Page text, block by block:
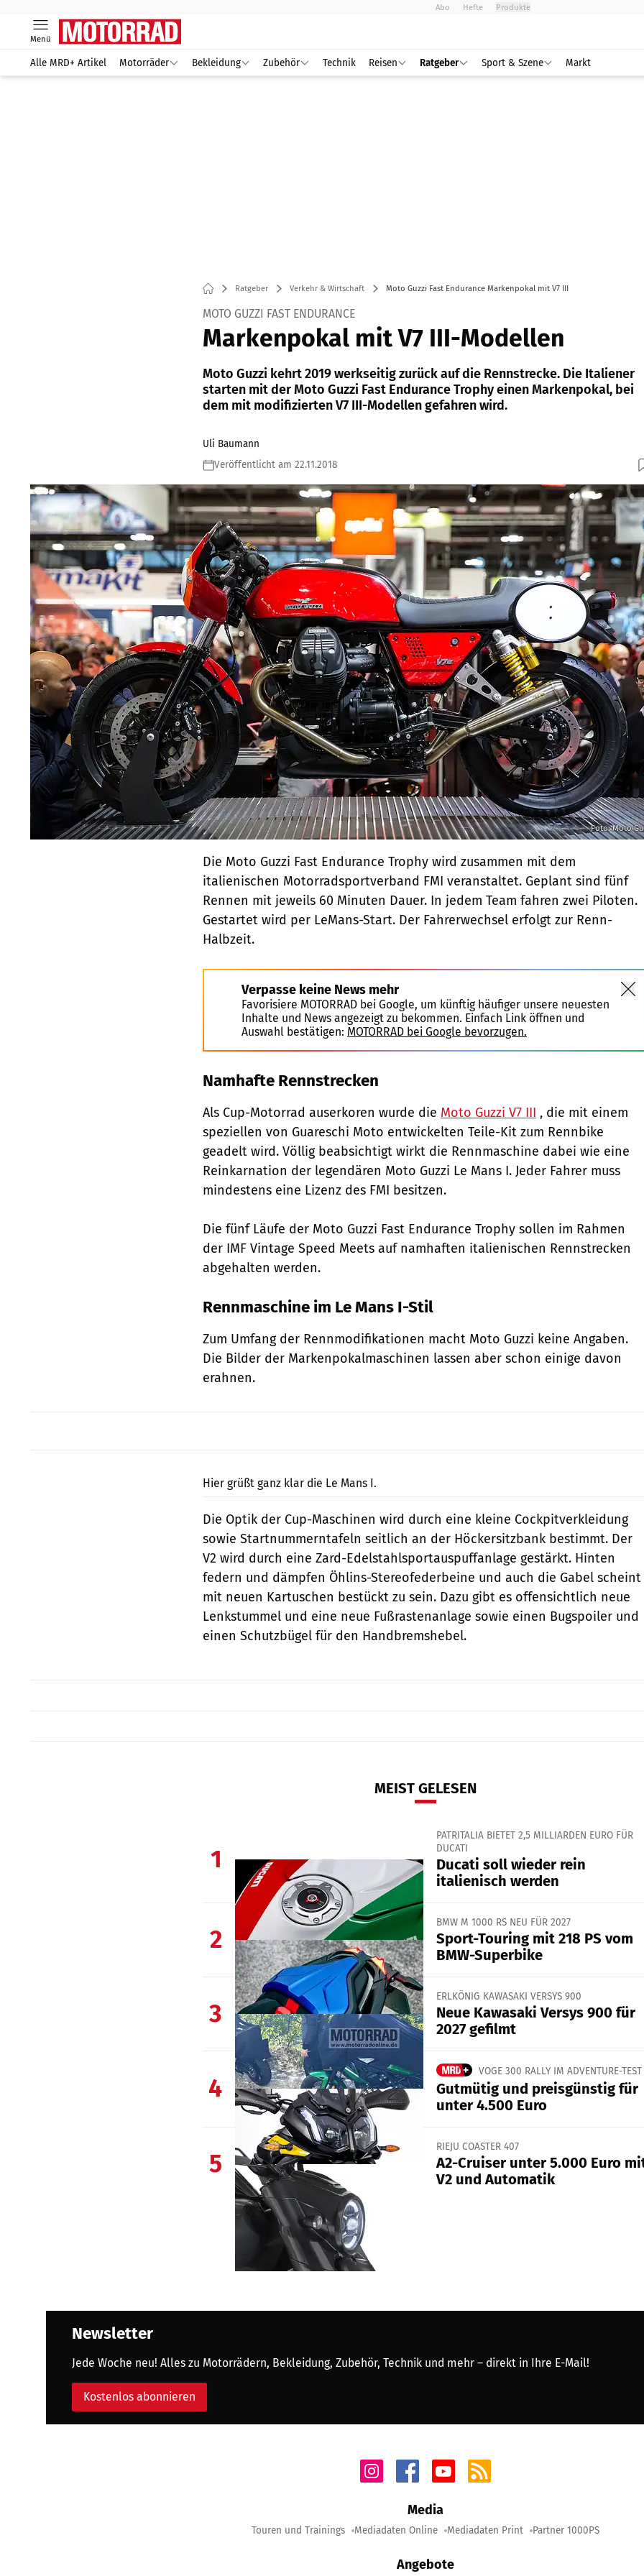
Abo Hefte Produkte
Menü
Alle MRD+ Artikel Motorräder Bekleidung Zubehör Technik Reisen Ratgeber Sport & Szene Markt
Ratgeber Verkehr & Wirtschaft Moto Guzzi Fast Endurance Markenpokal mit V7 III
MOTO GUZZI FAST ENDURANCE
Markenpokal mit V7 III-Modellen
Moto Guzzi kehrt 2019 werkseitig zurück auf die Rennstrecke. Die Italiener
starten mit der Moto Guzzi Fast Endurance Trophy einen Markenpokal, bei
dem mit modifizierten V7 III-Modellen gefahren wird.
Uli Baumann
Veröffentlicht am 22.11.2018
Foto: Moto
Die Moto Guzzi Fast Endurance Trophy wird zusammen mit dem
italienischen Motorradsportverband FMI veranstaltet. Geplant sind fünf
Rennen mit jeweils 60 Minuten Dauer. In jedem Team fahren zwei Piloten.
Gestartet wird per LeMans-Start. Der Fahrerwechsel erfolgt zur Renn-
Halbzeit.
Verpasse keine News mehr
Favorisiere MOTORRAD bei Google, um künftig häufiger unsere neuesten
Inhalte und News angezeigt zu bekommen. Einfach Link öffnen und
Auswahl bestätigen: MOTORRAD bei Google bevorzugen.
Namhafte Rennstrecken
Als Cup-Motorrad auserkoren wurde die Moto Guzzi V7 III , die mit einem
speziellen von Guareschi Moto entwickelten Teile-Kit zum Rennbike
geadelt wird. Völlig beabsichtigt wirkt die Rennmaschine dabei wie eine
Reinkarnation der legendären Moto Guzzi Le Mans I. Jeder Fahrer muss
mindestens eine Lizenz des FMI besitzen.
Die fünf Läufe der Moto Guzzi Fast Endurance Trophy sollen im Rahmen
der IMF Vintage Speed Meets auf namhaften italienischen Rennstrecken
abgehalten werden.
Rennmaschine im Le Mans I-Stil
Zum Umfang der Rennmodifikationen macht Moto Guzzi keine Angaben.
Die Bilder der Markenpokalmaschinen lassen aber schon einige davon
erahnen.
Hier grüßt ganz klar die Le Mans I.
Die Optik der Cup-Maschinen wird durch eine kleine Cockpitverkleidung
sowie Startnummerntafeln seitlich an der Höckersitzbank bestimmt. Der
V2 wird durch eine Zard-Edelstahlsportauspuffanlage gestärkt. Hinten
federn und dämpfen Öhlins-Stereofederbeine und auch die Gabel scheint
mit neuen Kartuschen bestückt zu sein. Dazu gibt es offensichtlich neue
Lenkstummel und eine neue Fußrastenanlage sowie einen Bugspoiler und
einen Schutzbügel für den Handbremshebel.
MEIST GELESEN
1
PATRITALIA BIETET 2,5 MILLIARDEN EURO FÜR
DUCATI
Ducati soll wieder rein
italienisch werden
2
BMW M 1000 RS NEU FÜR 2027
Sport-Touring mit 218 PS vom
BMW-Superbike
3
ERLKÖNIG KAWASAKI VERSYS 900
Neue Kawasaki Versys 900 für
2027 gefilmt
4
VOGE 300 RALLY IM ADVENTURE-TEST
Gutmütig und preisgünstig für
unter 4.500 Euro
5
RIEJU COASTER 407
A2-Cruiser unter 5.000 Euro
V2 und Automatik
Newsletter
Jede Woche neu! Alles zu Motorrädern, Bekleidung, Zubehör, Technik und mehr – direkt in Ihre E-Mail!
Kostenlos abonnieren
Media
Touren und Trainings Mediadaten Online Mediadaten Print Partner 1000PS
Angebote